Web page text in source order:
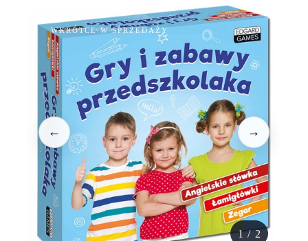
WKRÓTCE W SPRZEDAŻY
← →
1/ 2